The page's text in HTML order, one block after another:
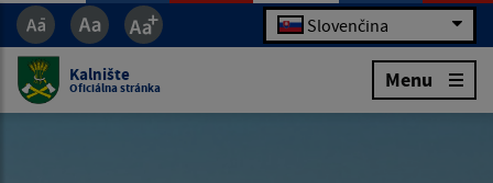
Slovenčina
Kalnište
Oficiálna stránka Menu